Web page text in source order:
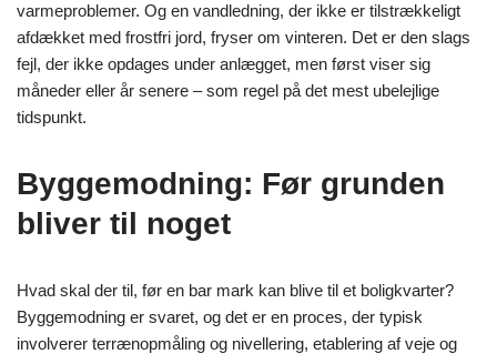
varmeproblemer. Og en vandledning, der ikke er tilstrækkeligt
afdækket med frostfri jord, fryser om vinteren. Det er den slags
fejl, der ikke opdages under anlægget, men først viser sig
måneder eller år senere – som regel på det mest ubelejlige
tidspunkt.
Byggemodning: Før grunden
bliver til noget
Hvad skal der til, før en bar mark kan blive til et boligkvarter?
Byggemodning er svaret, og det er en proces, der typisk
involverer terrænopmåling og nivellering, etablering af veje og